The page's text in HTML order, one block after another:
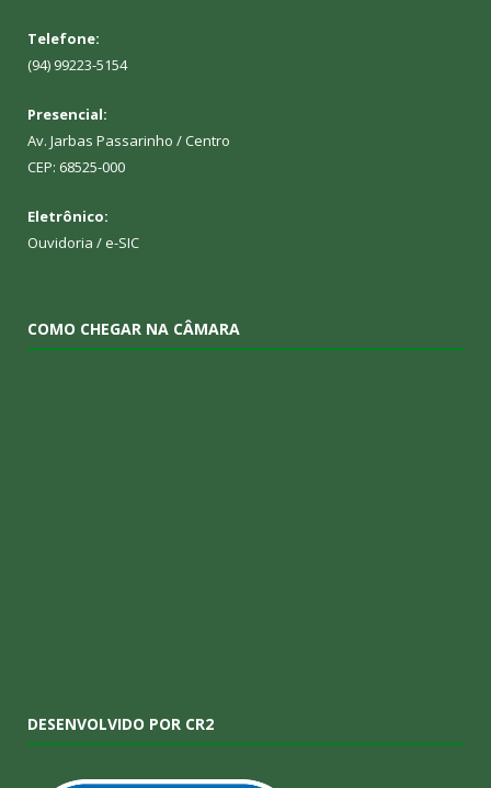
Telefone:
(94) 99223-5154
Presencial:
Av. Jarbas Passarinho / Centro
CEP: 68525-000
Eletrônico:
Ouvidoria / e-SIC
COMO CHEGAR NA CÂMARA
DESENVOLVIDO POR CR2